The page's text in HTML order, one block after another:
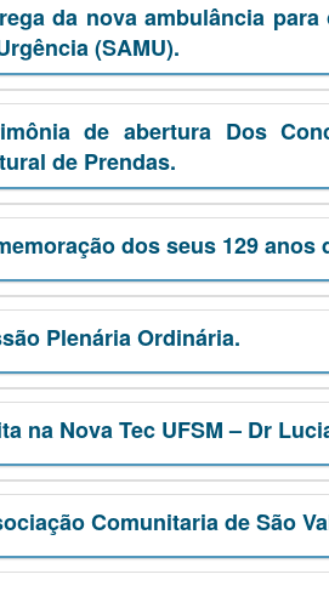
da nova ambulância
(SAMU).
de abertura Dos
de Prendas.
dos seus 129 anos
Plenária Ordinária.
na Nova Tec UFSM – Dr
Comunitaria de São